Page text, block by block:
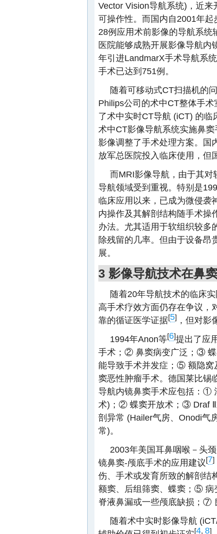
Vector Vision导航系统)，近
可操作性。而国内自2001年
28例应用术前影像的导航系
医院能够成熟开展影像导航内
年引进LandmarX手术导航系
手术已达到751例。
随着可移动式CT扫描机的
Philips公司的术中CT整体手
了术中实时CT导航 (iCT) 的
术中CT影像导航系统实施鼻
影像调整了手术处理方案。国
放军总医院投入临床使用，但
而MRI影像导航，由于其
导航领域受到重视。特别是
临床应用以来，已成为微侵袭
内操作及其解剖结构随手术操
办法。尤其适用于软组织较多
除残留的几率。但由于设备昂
展。
3 影像导航技术在鼻
随着20年导航技术的临床
高手术疗效方面仍存在争议，
靠的循证医学证据[5] ，但对
1994年Anon等[6]提出了应
手术；② 鼻窦病变广泛；③
能导致手术并发症；⑤ 额隐
窦恶性肿瘤手术。德国莱比锡
导航内镜鼻窦手术应包括：①
术)；② 蝶窦开放术；③ Draf
剖异常 (Hailer气房、Onodi气
常)。
2003年美国耳鼻咽喉－头
镜鼻窦-颅底手术的应用建议[7]
伤、手术或发育所致的解剖
额窦、后组筛窦、蝶窦；⑤
脊液鼻漏或一些颅底缺损；⑦
随着术中实时影像导航
[4, 8]